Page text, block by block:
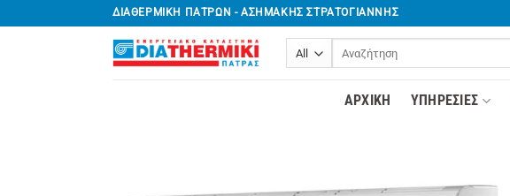
στο
ΔΙΑΘΕΡΜΙΚΗ ΠΑΤΡΩΝ - ΑΣΗΜΑΚΗΣ ΣΤΡΑΤΟΓΙΑΝΝΗΣ
Αναζήτηση
για:
ΑΡΧΙΚΉ YΠΗΡΕΣΊΕΣ